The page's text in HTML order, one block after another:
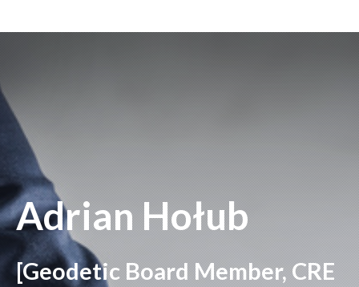
Adrian Hołub
[Geodetic Board Member, CRE